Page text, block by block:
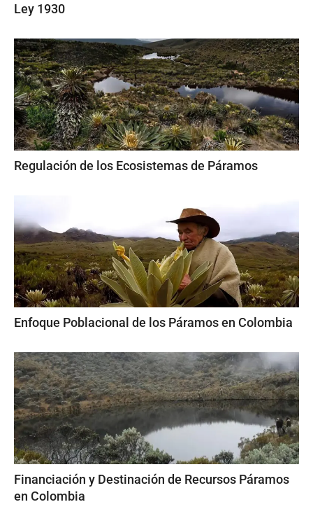
Ley 1930
Regulación de los Ecosistemas de Páramos
Enfoque Poblacional de los Páramos en Colombia
Financiación y Destinación de Recursos Páramos
en Colombia